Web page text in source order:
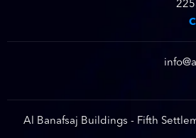
359 Al Banafsaj Buildings - Fifth